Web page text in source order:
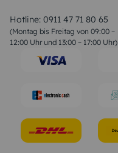
Hotline: 0911 47 71 80 65
(Montag bis Freitag von 09:00 –
12:00 Uhr und 13:00 – 17:00 Uhr)
Liebessprüche
Geburtstagssprüche
Trauersprüche
Konfirmation Glückwünsche